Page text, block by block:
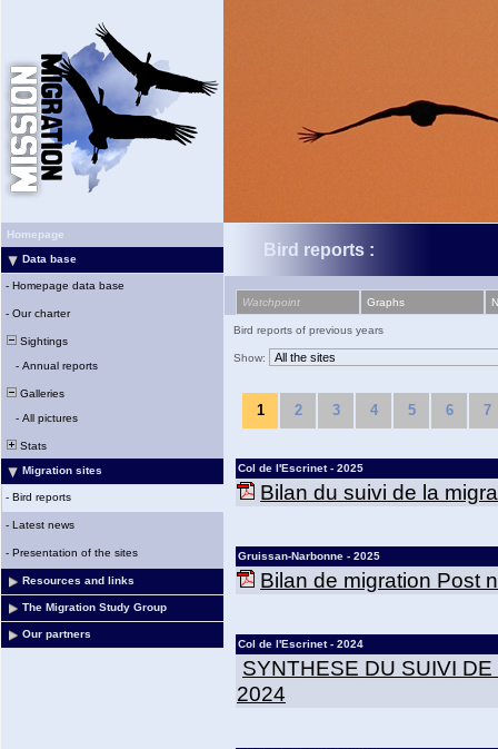
Homepage
Data base
- Homepage data base
- Our charter
Sightings
- Annual reports
Galleries
- All pictures
Stats
Migration sites
- Bird reports
- Latest news
- Presentation of the sites
Resources and links
The Migration Study Group
Our partners
Bird reports :
Watchpoint Graphs
Bird reports of previous years
Show:
1 2 3 4 5 6 7
Col de l'Escrinet - 2025
Bilan du suivi de la
Gruissan-Narbonne - 2025
Bilan de migration Post
Col de l'Escrinet - 2024
SYNTHESE DU SUIVI
2024